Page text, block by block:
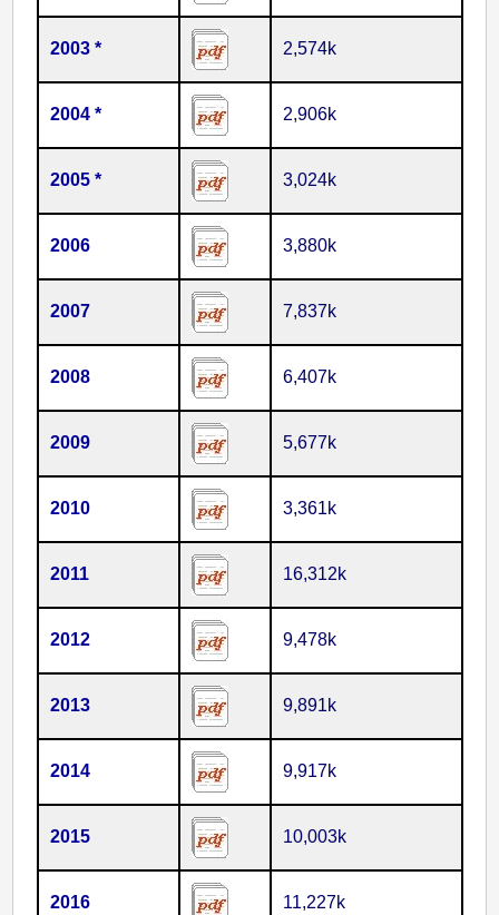
2003 * 2,574k
2004 * 2,906k
2005 * 3,024k
2006 3,880k
2007 7,837k
2008 6,407k
2009 5,677k
2010 3,361k
2011 16,312k
2012 9,478k
2013 9,891k
2014 9,917k
2015 10,003k
2016 11,227k